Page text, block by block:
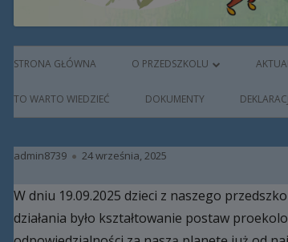
Menu
główne
STRONA GŁÓWNA O PRZEDSZKOLU
HISTORIA
KADRA
RAMOWY PLAN DNIA
TO WARTO WIEDZIEĆ DOKUMENTY
Autor
admin8739 Opublikowano
24 września, 2025
W dniu 19.09.2025 dzieci z naszego
działania było kształtowanie postaw